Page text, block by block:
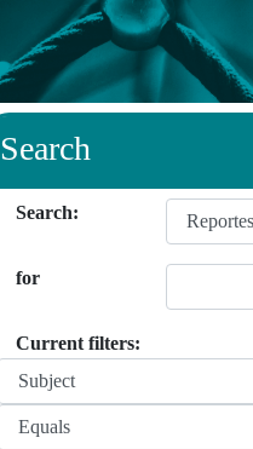
Search
Search:
for
Current filters: